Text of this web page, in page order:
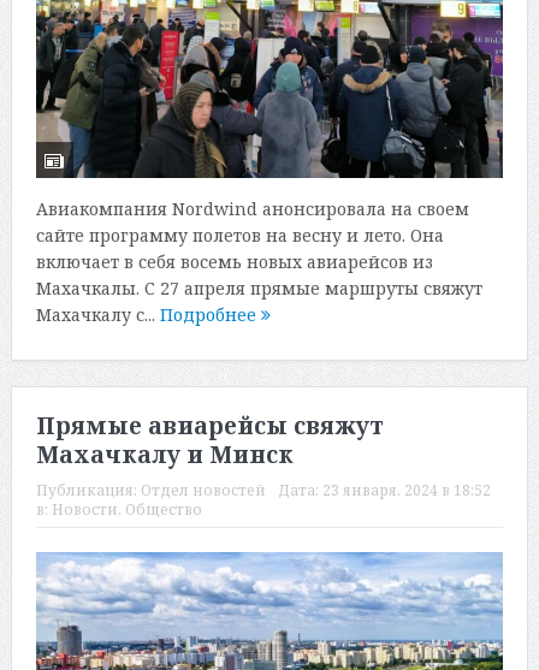
Авиакомпания Nordwind анонсировала на своем
сайте программу полетов на весну и лето. Она
включает в себя восемь новых авиарейсов из
Махачкалы. С 27 апреля прямые маршруты свяжут
Махачкалу с... Подробнее
Прямые авиарейсы свяжут
Махачкалу и Минск
Публикация: Отдел новостей Дата: 23 января, 2024 в 18:52
в: Новости, Общество